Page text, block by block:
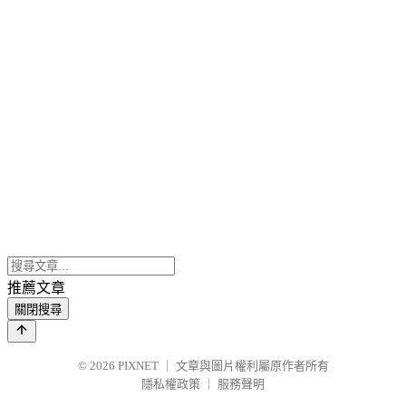
推薦文章
關閉搜尋
© 2026 PIXNET
文章與圖片權利屬原作者所有
隱私權政策
服務聲明